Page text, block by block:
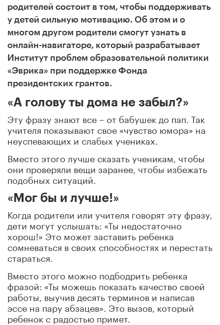
родителей состоит в том, чтобы поддерживать
у детей сильную мотивацию. Об этом и о
многом другом родители смогут узнать в
онлайн-навигаторе, который разрабатывает
Институт проблем образовательной политики
«Эврика» при поддержке Фонда
президентских грантов.
«А голову ты дома не забыл?»
Эту фразу знают все – от бабушек до пап. Так
учителя показывают свое «чувство юмора» на
неуспевающих и слабых учениках.
Вместо этого лучше сказать ученикам, чтобы
они проверяли вещи заранее, чтобы избежать
подобных ситуаций.
«Мог бы и лучше!»
Когда родители или учителя говорят эту фразу,
дети могут услышать: «Ты недостаточно
хорош!» Это может заставить ребенка
сомневаться в своих способностях и перестать
стараться.
Вместо этого можно подбодрить ребенка
фразой: «Ты можешь показать качество своей
работы, выучив десять терминов и написав
эссе на пару абзацев». Это вызов, который
ребенок с радостью примет.